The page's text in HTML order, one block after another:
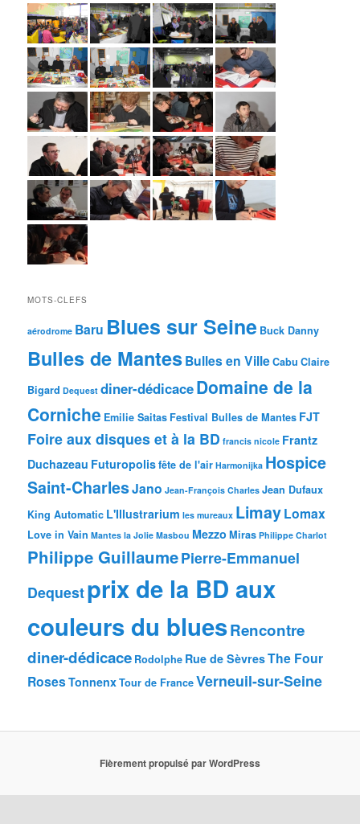
MOTS-CLEFS
aérodrome Baru Blues sur Seine Buck Danny
Bulles de MantesBulles en VilleCabu Claire
Bigard Dequest diner-dédicaceDomaine de la
Corniche Emilie Saitas Festival Bulles de Mantes FJT
Foire aux disques et à la BD francis nicole Frantz
Duchazeau Futuropolisfête de l'air Harmonijka Hospice
Saint-CharlesJano Jean-François Charles Jean Dufaux
King Automatic L'Illustrarium les mureaux LimayLomax
Love in Vain Mantes la Jolie Masbou Mezzo Miras Philippe Charlot
Philippe GuillaumePierre-Emmanuel
Dequestprix de la BD aux
couleurs du bluesRencontre
diner-dédicace Rodolphe Rue de SèvresThe Four
RosesTonnenxTour de FranceVerneuil-sur-Seine
Fièrement propulsé par WordPress